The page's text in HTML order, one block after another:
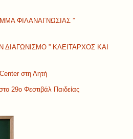
ΦΙΛΑΝΑΓΝΩΣΙΑΣ ”
” ΚΛΕΙΤΑΡΧΟΣ ΚΑΙ
στη Λητή
29ο Φεστιβάλ Παιδείας